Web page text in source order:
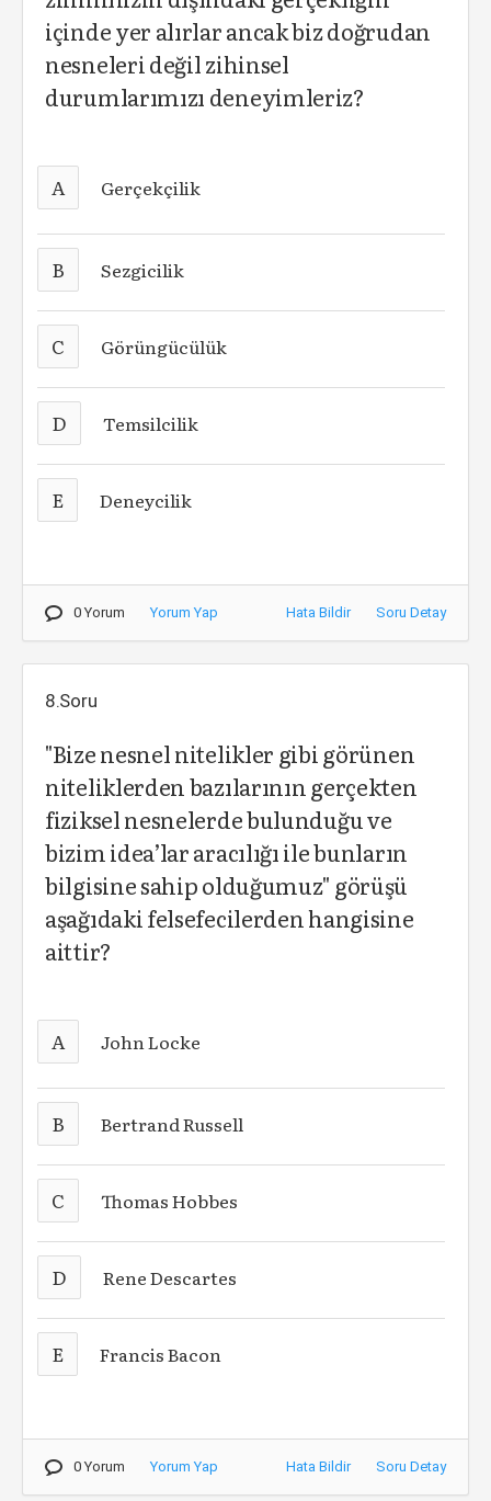
içinde yer alırlar ancak biz doğrudan
nesneleri değil zihinsel
durumlarımızı deneyimleriz?
A Gerçekçilik
B Sezgicilik
C Görüngücülük
D Temsilcilik
E Deneycilik
0 Yorum Yorum Yap Hata Bildir Soru Detay
8.Soru
"Bize nesnel nitelikler gibi görünen
niteliklerden bazılarının gerçekten
fiziksel nesnelerde bulunduğu ve
bizim idea’lar aracılığı ile bunların
bilgisine sahip olduğumuz" görüşü
aşağıdaki felsefecilerden hangisine
aittir?
A John Locke
B Bertrand Russell
C Thomas Hobbes
D Rene Descartes
E Francis Bacon
0 Yorum Yorum Yap Hata Bildir Soru Detay